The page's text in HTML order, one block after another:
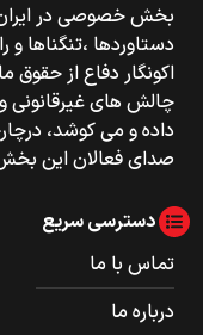
بخش خصوصی‌‌ در ایران
دستاوردها ،تنگناها و
اکونگار دفاع از
چالش های غیرقانونی و
داده و می کوشد،
صدای فعالان این
دسترسی سریع
تماس با ما
درباره ما